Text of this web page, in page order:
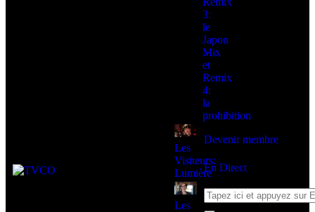
3:
le
Japon
Mix
et
Remix
4:
la
prohibition
Les
Visiteurs:
Lumière
Les
Devenir membre
En Direct